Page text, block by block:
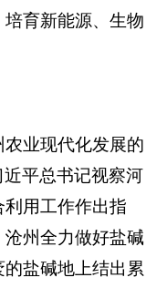
育新能源、生物
业现代化发展的
近平总书记视察河
用工作作出指
州全力做好盐碱
盐碱地上结出累